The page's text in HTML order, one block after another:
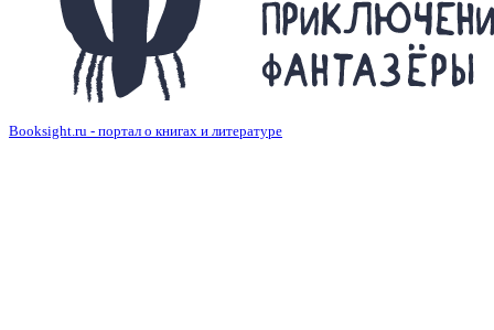
Booksight.ru - портал о книгах и литературе